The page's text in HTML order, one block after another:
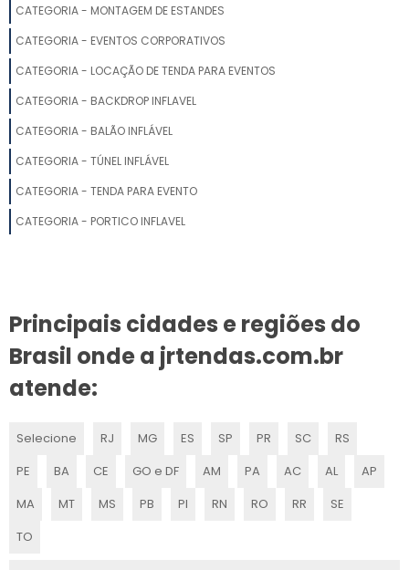
VENDA DE STANDS PARA FEIRAS
STAND PARA EVENTOS
MONTADORA STANDS
CONSTRUÇÃO DE ESTANDE
CONSTRUIR STAND
STAND PARA EVENTOS PREÇO
ESTANDE DE EVENTOS
EMPRESA DE STAND
CATEGORIA - MONTAGEM DE ESTANDES
CATEGORIA - EVENTOS CORPORATIVOS
CATEGORIA - LOCAÇÃO DE TENDA PARA EVENTOS
CATEGORIA - BACKDROP INFLAVEL
CATEGORIA - BALÃO INFLÁVEL
CATEGORIA - TÚNEL INFLÁVEL
CATEGORIA - TENDA PARA EVENTO
CATEGORIA - PORTICO INFLAVEL
Principais cidades e regiões do
Brasil onde a jrtendas.com.br
atende:
Selecione RJ MG ES SP PR SC
RS
PE
BA CE GO e DF AM PA AC AL
AP
MA
MT MS PB PI RN RO RR
SE
TO